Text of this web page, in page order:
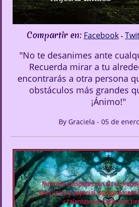
Compartir en: Facebook -
"No te desanimes ante
Recuerda mirar a tu
encontrarás a otra persona
obstáculos más grandes
¡Ánimo!"
By Graciela - 05 de